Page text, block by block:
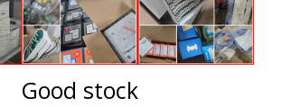
Good stock